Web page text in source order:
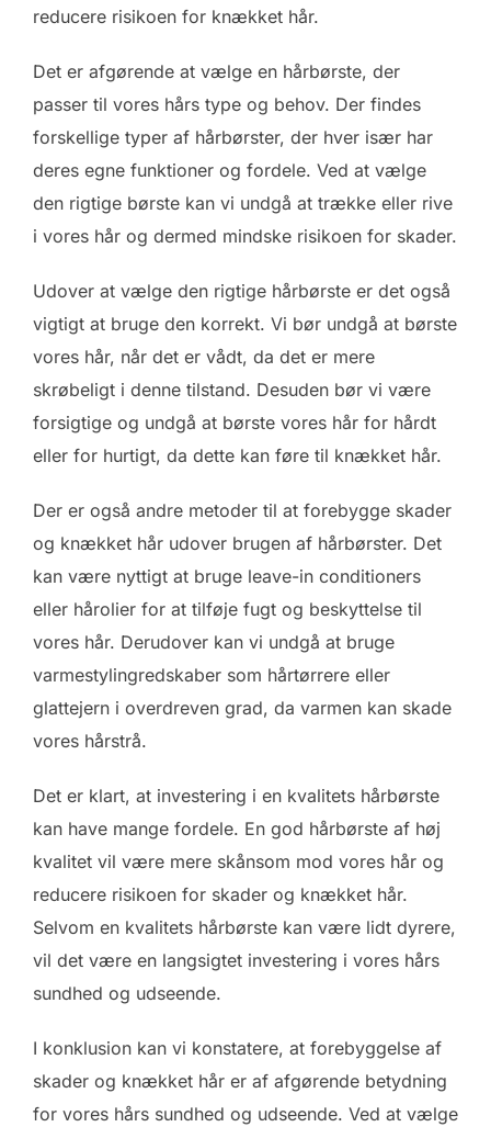
reducere risikoen for knækket hår.
Det er afgørende at vælge en hårbørste, der
passer til vores hårs type og behov. Der findes
forskellige typer af hårbørster, der hver især har
deres egne funktioner og fordele. Ved at vælge
den rigtige børste kan vi undgå at trække eller rive
i vores hår og dermed mindske risikoen for skader.
Udover at vælge den rigtige hårbørste er det også
vigtigt at bruge den korrekt. Vi bør undgå at børste
vores hår, når det er vådt, da det er mere
skrøbeligt i denne tilstand. Desuden bør vi være
forsigtige og undgå at børste vores hår for hårdt
eller for hurtigt, da dette kan føre til knækket hår.
Der er også andre metoder til at forebygge skader
og knækket hår udover brugen af hårbørster. Det
kan være nyttigt at bruge leave-in conditioners
eller hårolier for at tilføje fugt og beskyttelse til
vores hår. Derudover kan vi undgå at bruge
varmestylingredskaber som hårtørrere eller
glattejern i overdreven grad, da varmen kan skade
vores hårstrå.
Det er klart, at investering i en kvalitets hårbørste
kan have mange fordele. En god hårbørste af høj
kvalitet vil være mere skånsom mod vores hår og
reducere risikoen for skader og knækket hår.
Selvom en kvalitets hårbørste kan være lidt dyrere,
vil det være en langsigtet investering i vores hårs
sundhed og udseende.
I konklusion kan vi konstatere, at forebyggelse af
skader og knækket hår er af afgørende betydning
for vores hårs sundhed og udseende. Ved at vælge